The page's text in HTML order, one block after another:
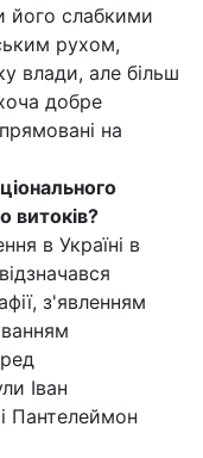
його слабкими
рухом,
влади, але більш
добре
на
витоків?
в Україні в
з'явленням
Іван
Пантелеймон